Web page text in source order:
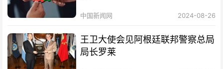
中国新闻网 2024-08-26
王卫大使会见阿根廷联邦警察总局
局长罗莱